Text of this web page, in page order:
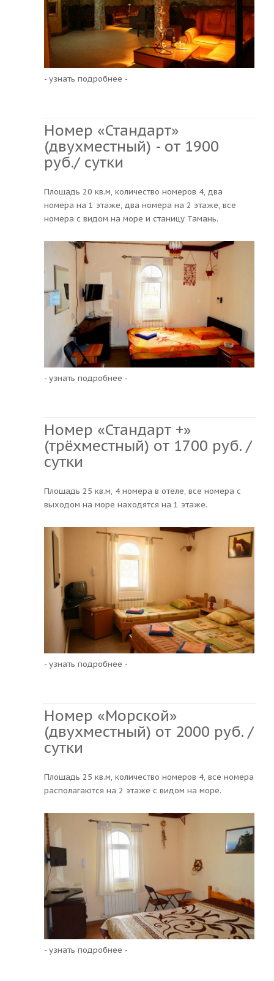
- узнать подробнее -
Номер «Стандарт»
(двухместный) - от 1900
руб./ сутки
Площадь 20 кв.м, количество номеров 4, два
номера на 1 этаже, два номера на 2 этаже, все
номера с видом на море и станицу Тамань.
- узнать подробнее -
Номер «Стандарт +»
(трёхместный) от 1700 руб. /
сутки
Площадь 25 кв.м, 4 номера в отеле, все номера с
выходом на море находятся на 1 этаже.
- узнать подробнее -
Номер «Морской»
(двухместный) от 2000 руб. /
сутки
Площадь 25 кв.м, количество номеров 4, все номера
располагаются на 2 этаже с видом на море.
- узнать подробнее -